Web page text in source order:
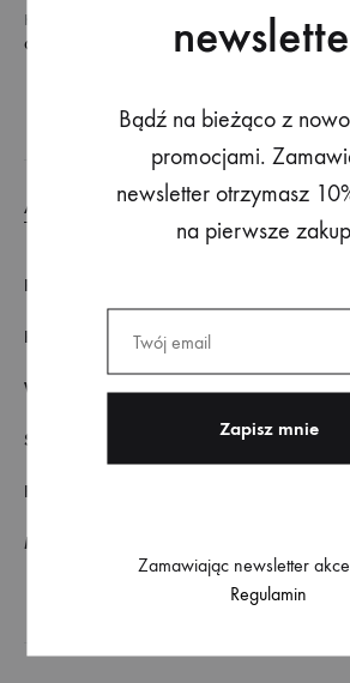
KATEGORIA JEANSY
ODZIEŻ
ADDITIONAL INFORMATION
ROZMIAR
KOLOR Blue Jeans
WZÓR Gładki, Z przeszyciami
SKŁAD MATERIAŁU 82% bawełna, 13%
FASON
MODELKA
Bądź na bieżąco z
promocjami.
newsletter otrzymasz
na pierwsze
Zamawiając newsletter
Regulamin